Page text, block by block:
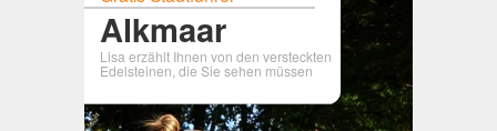
Alkmaar
Lisa erzählt Ihnen von den versteckten
Edelsteinen, die Sie sehen müssen